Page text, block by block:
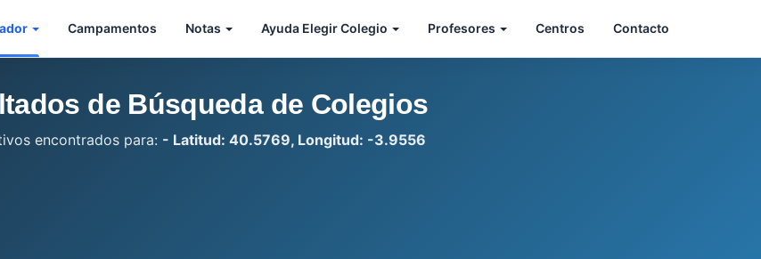
Campamentos Notas Ayuda Elegir Colegio Profesores Centros Contacto
de Búsqueda de Colegios
encontrados para: - Latitud: 40.5769, Longitud: -3.9556